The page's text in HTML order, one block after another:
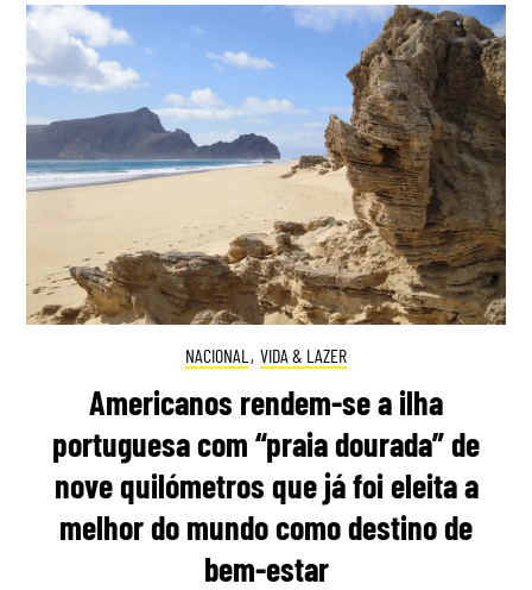
NACIONAL , VIDA & LAZER
Americanos rendem-se a ilha
portuguesa com “praia dourada” de
nove quilómetros que já foi eleita a
melhor do mundo como destino de
bem-estar